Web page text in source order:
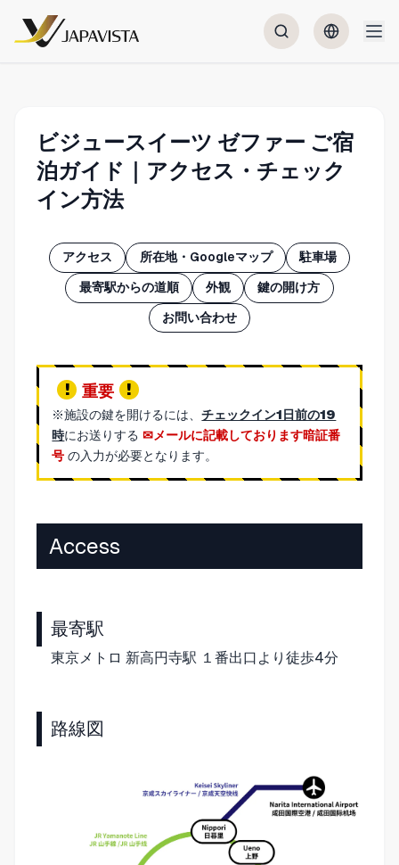
ビジュースイーツ ゼファー ご宿
泊ガイド｜アクセス・チェック
イン方法
アクセス 所在地・Googleマップ 駐車場
最寄駅からの道順 外観 鍵の開け方
お問い合わせ
重要
※施設の鍵を開けるには、チェックイン1日前の19
時にお送りする
メールに記載しております暗証番
号 の入力が必要となります。
Access
最寄駅
東京メトロ 新高円寺駅 １番出口より徒歩4分
路線図